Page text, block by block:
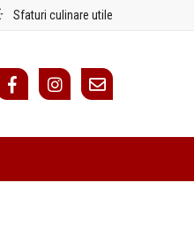
Sfaturi culinare utile